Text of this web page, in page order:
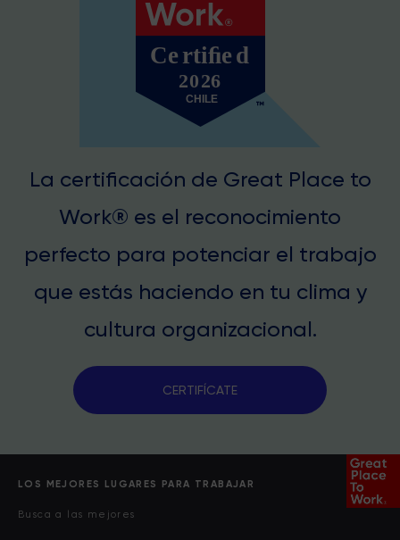
La certificación de Great Place to
Work® es el reconocimiento
perfecto para potenciar el trabajo
que estás haciendo en tu clima y
cultura organizacional.
CERTIFÍCATE
LOS MEJORES LUGARES PARA TRABAJAR
Busca a las mejores